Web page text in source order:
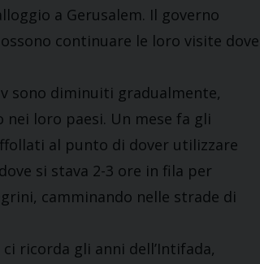
a Gerusalem. Il governo
continuare le loro visite dove
sono diminuiti gradualmente,
loro paesi. Un mese fa gli
al punto di dover utilizzare
si stava 2-3 ore in fila per
camminando nelle strade di
ricorda gli anni dell’Intifada,